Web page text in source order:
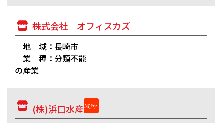
株式会社 オフィスカズ
地 域：長崎市
業 種：分類不能
の産業
(株)浜口水産